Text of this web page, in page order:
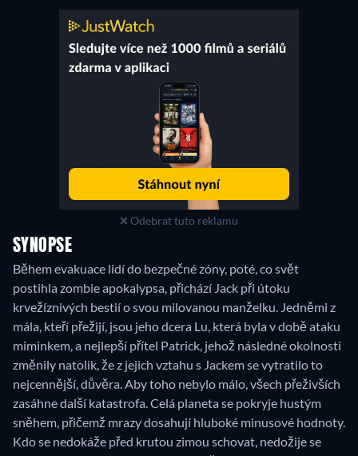
Odebrat tuto reklamu
SYNOPSE
Během evakuace lidí do bezpečné zóny, poté, co svět
postihla zombie apokalypsa, přichází Jack při útoku
krvežíznivých bestií o svou milovanou manželku. Jedněmi z
mála, kteří přežijí, jsou jeho dcera Lu, která byla v době ataku
miminkem, a nejlepší přítel Patrick, jehož následné okolnosti
změnily natolik, že z jejich vztahu s Jackem se vytratilo to
nejcennější, důvěra. Aby toho nebylo málo, všech přeživších
zasáhne další katastrofa. Celá planeta se pokryje hustým
sněhem, přičemž mrazy dosahují hluboké minusové hodnoty.
Kdo se nedokáže před krutou zimou schovat, nedožije se